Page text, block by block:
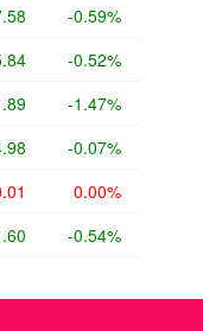
-0.59%
-0.52%
-1.47%
-0.07%
0.00%
-0.54%